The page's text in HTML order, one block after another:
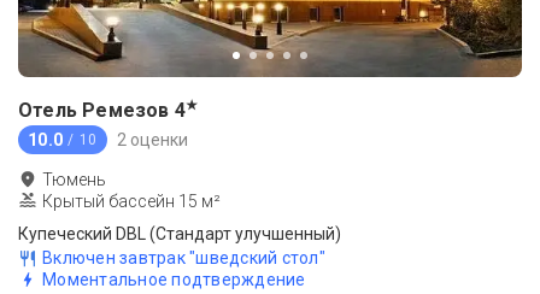
Отель Ремезов 4★
10.0 / 10 2 оценки
Тюмень
Крытый бассейн 15 м²
Купеческий DBL (Стандарт улучшенный)
Включен завтрак "шведский стол"
Моментальное подтверждение